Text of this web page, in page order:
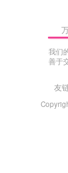
我们
善于
友